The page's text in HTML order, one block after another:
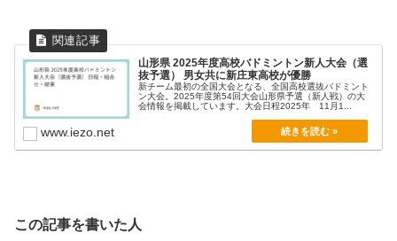
山形県 2025年度高校バドミントン新人大会（選
抜予選） 男女共に新庄東高校が優勝
新チーム最初の全国大会となる、全国高校選抜バドミント
ン大会。2025年度第54回大会山形県予選（新人戦）の大
会情報を掲載しています。大会日程2025年 11月1...
www.iezo.net
この記事を書いた人